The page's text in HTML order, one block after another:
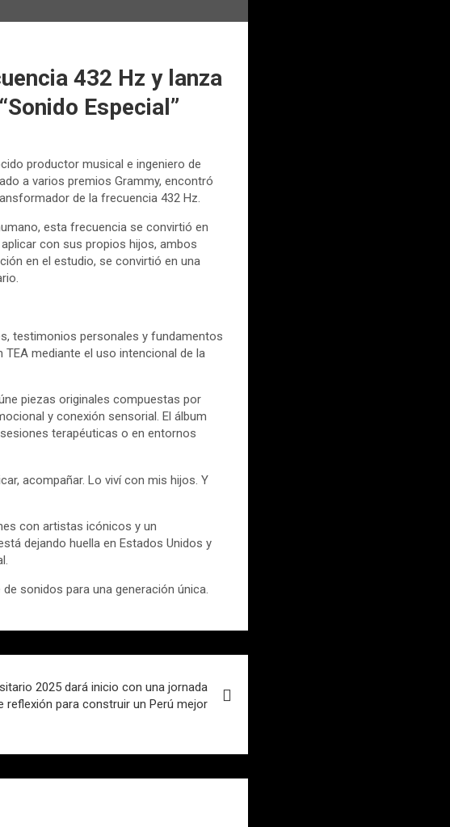
432 Hz y lanza
Especial”
productor musical e ingeniero de
a varios premios Grammy, encontró
de la frecuencia 432 Hz.
esta frecuencia se convirtió en
con sus propios hijos, ambos
en el estudio, se convirtió en una
testimonios personales y fundamentos
mediante el uso intencional de la
piezas originales compuestas por
y conexión sensorial. El álbum
terapéuticas o en entornos
acompañar. Lo viví con mis hijos. Y
con artistas icónicos y un
dejando huella en Estados Unidos y
sonidos para una generación única.
2025 dará inicio con una jornada
reflexión para construir un Perú mejor